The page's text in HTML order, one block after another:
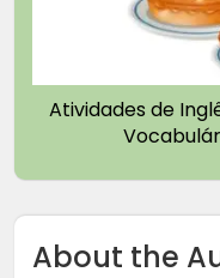
Atividades de
About the